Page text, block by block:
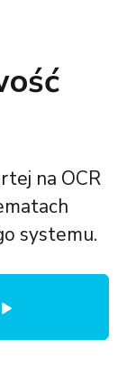
na OCR
systemu.